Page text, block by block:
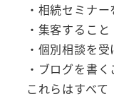
・相続セミナ
・集客すること
・個別相談を
・ブログを書く
これらはすべて